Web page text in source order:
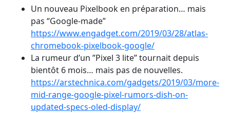
Un nouveau Pixelbook en préparation… mais
pas “Google-made”
https://www.engadget.com/2019/03/28/atlas-
chromebook-pixelbook-google/
La rumeur d’un ”Pixel 3 lite” tournait depuis
bientôt 6 mois… mais pas de nouvelles.
https://arstechnica.com/gadgets/2019/03/more-
mid-range-google-pixel-rumors-dish-on-
updated-specs-oled-display/